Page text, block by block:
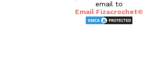
email to
Email Fizacrochet©